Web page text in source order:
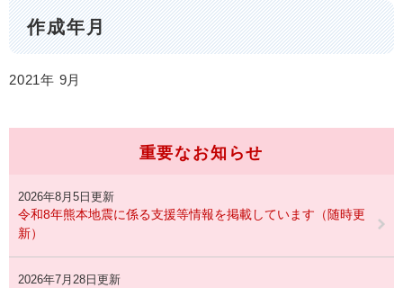
作成年月
2021年 9月
重要なお知らせ
2026年8月5日更新
令和8年熊本地震に係る支援等情報を掲載しています（随時更
新）
2026年7月28日更新